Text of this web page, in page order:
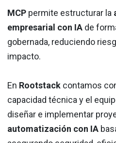
MCP permite estructurar la
empresarial con IA de
gobernada, reduciendo
impacto.
En Rootstack contamos
capacidad técnica y el
diseñar e implementar
automatización con IA